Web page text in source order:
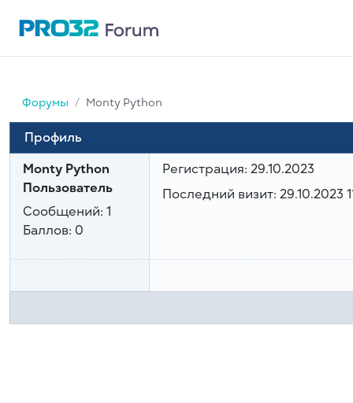
Форумы Monty Python
Профиль
Monty Python
Пользователь
Сообщений: 1
Баллов: 0
Регистрация: 29.10.2023
Последний визит: 29.10.2023